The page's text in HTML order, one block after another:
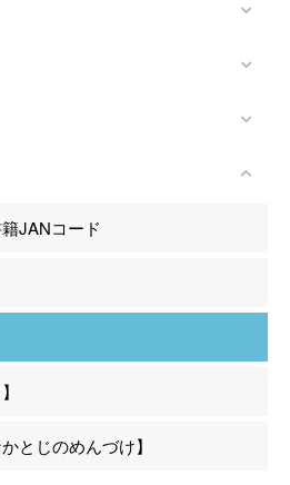
JANコード
とじのめんづけ】